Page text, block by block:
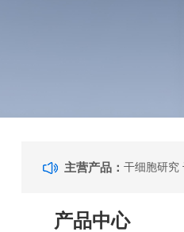
主营产品：干细胞研究
产品中心